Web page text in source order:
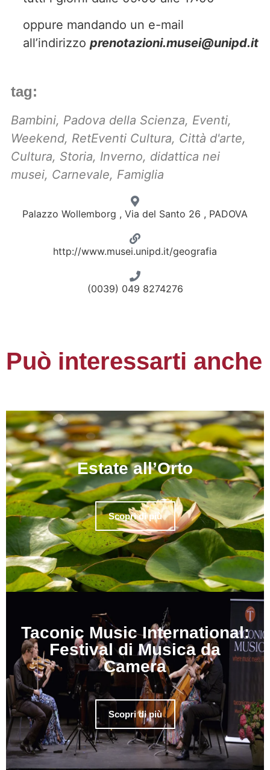
oppure mandando un e-mail
all’indirizzo prenotazioni.musei@unipd.it
tag:
Bambini, Padova della Scienza, Eventi,
Weekend, RetEventi Cultura, Città d'arte,
Cultura, Storia, Inverno, didattica nei
musei, Carnevale, Famiglia
Palazzo Wollemborg , Via del Santo 26 , PADOVA
http://www.musei.unipd.it/geografia
(0039) 049 8274276
Può interessarti anche
Estate all’Orto
Scopri di più
Taconic Music International:
Festival di Musica da
Camera
Scopri di più